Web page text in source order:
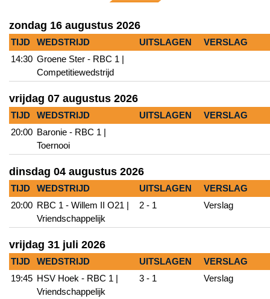
zondag 16 augustus 2026
TIJD WEDSTRIJD UITSLAGEN
VERSLAG
14:30 Groene Ster - RBC 1 |
Competitiewedstrijd
vrijdag 07 augustus 2026
TIJD WEDSTRIJD UITSLAGEN
VERSLAG
20:00 Baronie - RBC 1 |
Toernooi
dinsdag 04 augustus 2026
TIJD WEDSTRIJD UITSLAGEN
VERSLAG
20:00 RBC 1 - Willem II O21 |
Vriendschappelijk
2 - 1 Verslag
vrijdag 31 juli 2026
TIJD WEDSTRIJD UITSLAGEN
VERSLAG
19:45 HSV Hoek - RBC 1 |
Vriendschappelijk
3 - 1 Verslag